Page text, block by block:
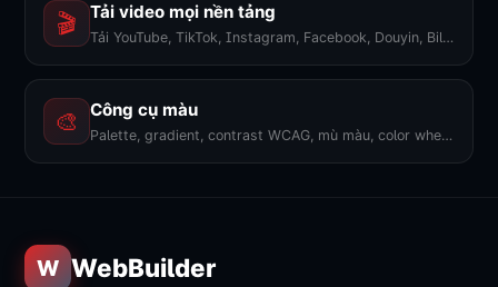
🎬 Tải video mọi nền tảng
Tải YouTube, TikTok, Instagram, Facebook, Douyin, Bilibili, X... 1600+ nền tảng, không watermark.
🎨 Công cụ màu
Palette, gradient, contrast WCAG, mù màu, color wheel, export PNG. 9 công cụ.
W WebBuilder